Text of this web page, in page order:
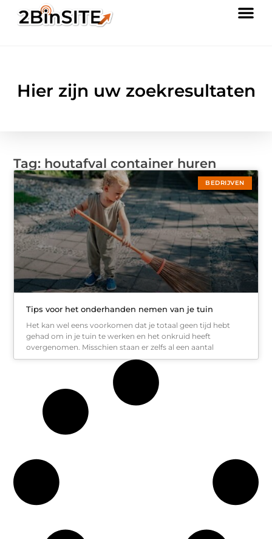
Hier zijn uw zoekresultaten
Tag: houtafval container huren
BEDRIJVEN
Tips voor het onderhanden nemen van je tuin
Het kan wel eens voorkomen dat je totaal geen tijd hebt
gehad om in je tuin te werken en het onkruid heeft
overgenomen. Misschien staan er zelfs al een aantal